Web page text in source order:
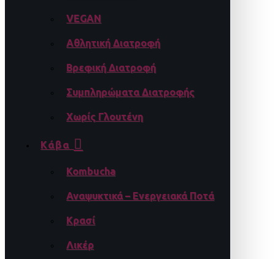
VEGAN
Αθλητική Διατροφή
Βρεφική Διατροφή
Συμπληρώματα Διατροφής
Χωρίς Γλουτένη
Κάβα
Kombucha
Αναψυκτικά – Ενεργειακά Ποτά
Κρασί
Λικέρ